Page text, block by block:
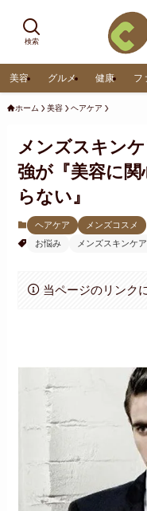
検索
美容 グルメ 健康 フ
ホーム 美容 ヘアケア
メンズスキン
強が『美容に
らない』
ヘアケア
メンズコスメ
お悩み
メンズスキンケア
当ページのリンク